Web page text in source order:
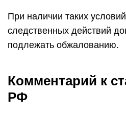
При наличии таких
следственных действий
подлежать обжалованию.
Комментарий к
РФ